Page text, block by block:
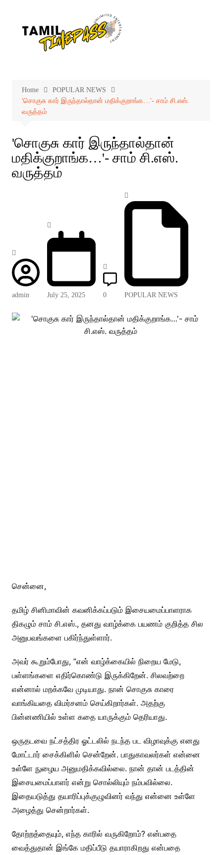
Home
POPULAR NEWS
'சொகுசு கார் இருந்தால்தான் மதிக்குறாங்க…'- சாம் சி.எஸ்.
வருத்தம்
'சொகுசு கார் இருந்தால்தான்
மதிக்குறாங்க…'- சாம் சி.எஸ்.
வருத்தம்
admin July 25, 2025 0 POPULAR NEWS
சென்னை,
தமிழ் சினிமாவின் கவனிக்கப்படும் இசையமைப்பாளராக
திகழும் சாம் சி.எஸ்., தனது வாழ்க்கை பயணம் குறித்த சில
அனுபவங்களை பகிர்ந்துள்ளார்.
அவர் கூறும்போது, ”என் வாழ்க்கையில் நிறைய மேடு,
பள்ளங்களை எதிர்கொண்டு இருக்கிறேன். சிலவற்றை
என்னால் மறக்கவே முடியாது. நான் சொகுசு காரை
வாங்கியதை விமர்சனம் செய்கிறார்கள். அதற்கு
பின்னணியில் உள்ள கதை யாருக்கும் தெரியாது.
ஒருதடவை நட்சத்திர ஓட்டலில் நடந்த பட விழாவுக்கு எனது
மோட்டார் சைக்கிளில் சென்றேன். பாதுகாவலர்கள் என்னை
உள்ளே நுழைய அனுமதிக்கவில்லை. நான் தான் படத்தின்
இசையமைப்பாளர் என்று சொல்லியும் நம்பவில்லை.
இதையடுத்து தயாரிப்புக்குழுவினர் வந்து என்னை உள்ளே
அழைத்து சென்றார்கள்.
தோற்றத்தையும், எந்த காரில் வருகிறோம்? என்பதை
வைத்துதான் இங்கே மதிப்பீடு தயாராகிறது என்பதை